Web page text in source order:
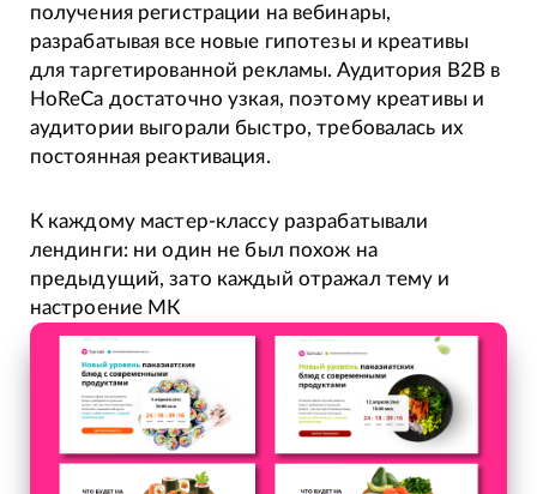
получения регистрации на вебинары,
разрабатывая все новые гипотезы и креативы
для таргетированной рекламы. Аудитория В2В в
HoReCa достаточно узкая, поэтому креативы и
аудитории выгорали быстро, требовалась их
постоянная реактивация.
К каждому мастер-классу разрабатывали
лендинги: ни один не был похож на
предыдущий, зато каждый отражал тему и
настроение МК